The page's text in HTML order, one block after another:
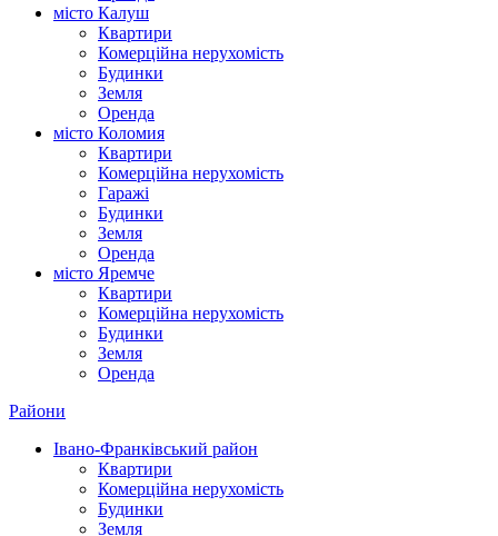
місто Калуш
Квартири
Комерційна нерухомість
Будинки
Земля
Оренда
місто Коломия
Квартири
Комерційна нерухомість
Гаражі
Будинки
Земля
Оренда
місто Яремче
Квартири
Комерційна нерухомість
Будинки
Земля
Оренда
Райони
Івано-Франківський район
Квартири
Комерційна нерухомість
Будинки
Земля